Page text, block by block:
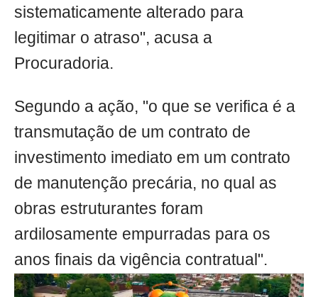
sistematicamente alterado para
legitimar o atraso", acusa a
Procuradoria.
Segundo a ação, "o que se verifica é a
transmutação de um contrato de
investimento imediato em um contrato
de manutenção precária, no qual as
obras estruturantes foram
ardilosamente empurradas para os
anos finais da vigência contratual".